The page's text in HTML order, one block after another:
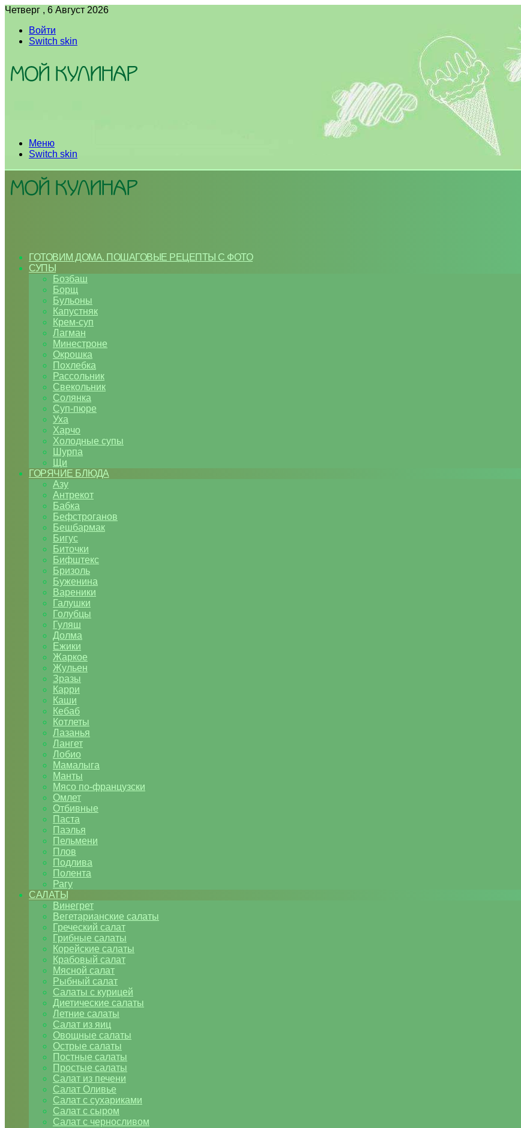
Четверг , 6 Август 2026
Войти
Switch skin
Меню
Switch skin
ГОТОВИМ ДОМА. ПОШАГОВЫЕ РЕЦЕПТЫ С ФОТО
СУПЫ
Бозбаш
Борщ
Бульоны
Капустняк
Крем-суп
Лагман
Минестроне
Окрошка
Похлебка
Рассольник
Свекольник
Солянка
Суп-пюре
Уха
Харчо
Холодные супы
Шурпа
Щи
ГОРЯЧИЕ БЛЮДА
Азу
Антрекот
Бабка
Бефстроганов
Бешбармак
Бигус
Биточки
Бифштекс
Бризоль
Буженина
Вареники
Галушки
Голубцы
Гуляш
Долма
Ежики
Жаркое
Жульен
Зразы
Карри
Каши
Кебаб
Котлеты
Лазанья
Лангет
Лобио
Мамалыга
Манты
Мясо по-французски
Омлет
Отбивные
Паста
Паэлья
Пельмени
Плов
Подлива
Полента
Рагу
САЛАТЫ
Винегрет
Вегетарианские салаты
Греческий салат
Грибные салаты
Корейские салаты
Крабовый салат
Мясной салат
Рыбный салат
Салаты с курицей
Диетические салаты
Летние салаты
Салат из яиц
Овощные салаты
Острые салаты
Постные салаты
Простые салаты
Салат из печени
Салат Оливье
Салат с сухариками
Салат с сыром
Салат с черносливом